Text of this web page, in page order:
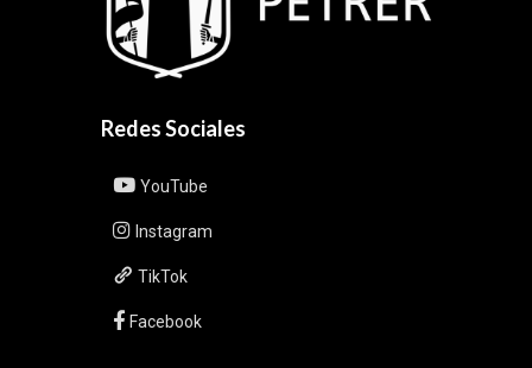
Redes Sociales
YouTube
Instagram
TikTok
Facebook